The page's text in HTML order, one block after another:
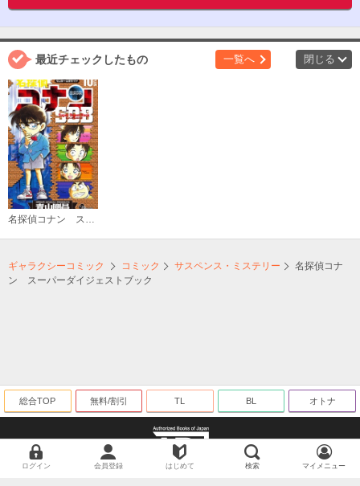
最近チェックしたもの 一覧へ 閉じる
名探偵コナン スーパーダイジェストブック
ギャラクシーコミック コミック サスペンス・ミステリー
名探偵コナ
ン スーパーダイジェストブック
総合TOP 無料/割引 TL BL オトナ
ログイン 会員登録 はじめて 検索 マイメニュー